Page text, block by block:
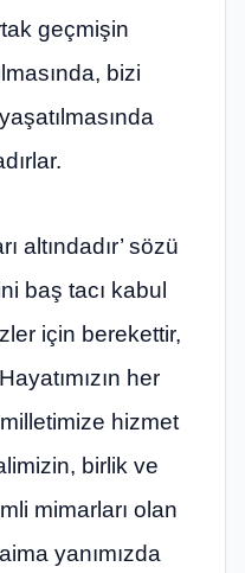
geçmişin
bizi
altındadır’ sözü
baş tacı kabul
için berekettir,
her
hizmet
birlik ve
mimarları olan
yanımızda